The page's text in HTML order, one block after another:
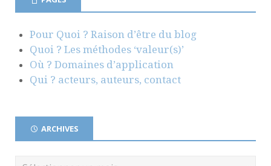
Pour Quoi ? Raison d’être du blog
Quoi ? Les méthodes ‘valeur(s)’
Où ? Domaines d’application
Qui ? acteurs, auteurs, contact
ARCHIVES